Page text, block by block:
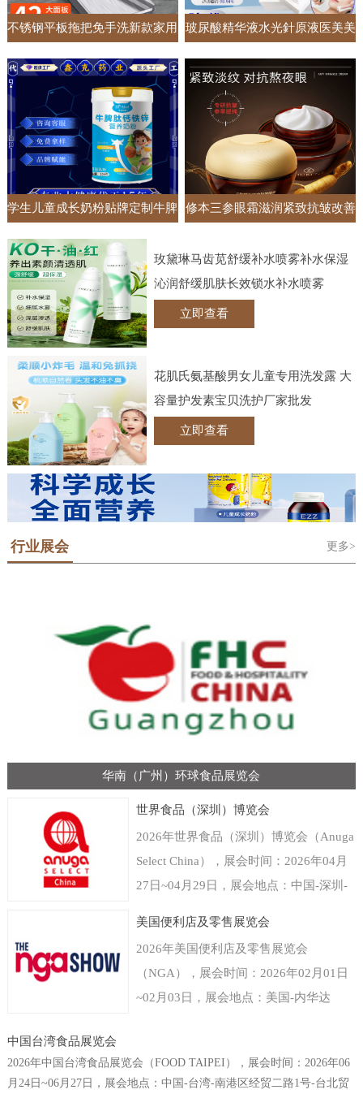
不锈钢平板拖把免手洗新款家用
一拖净懒人加大加宽吸水拖地神
器
玻尿酸精华液水光針原液医美美
容院专供面部护肤套盒居家收缩
毛孔
学生儿童成长奶粉贴牌定制牛脾
肽钙铁锌调制乳粉高钙牛奶粉
修本三参眼霜滋润紧致抗皱改善
发
玫黛琳马齿苋舒缓补水喷雾补水保湿
沁润舒缓肌肤长效锁水补水喷雾
立即查看
花肌氏氨基酸男女儿童专用洗发露 大
容量护发素宝贝洗护厂家批发
立即查看
行业展会 更多>
华南（广州）环球食品展览会
世界食品（深圳）博览会
2026年世界食品（深圳）博览会（Anuga
Select China），展会时间：2026年04月
27日~04月29日，展会地点：中国-深圳-
举办周期：一年一届，展会面积：40000
平米，参展观众：35000人，参展商数量
及参展品牌达到800家。世界食品（深
湾区乃至中国华南以及东南亚国家和地区
的食品和饮料行业的国际型贸易展览会。
美国便利店及零售展览会
2026年美国便利店及零售展览会
（NGA），展会时间：2026年02月01日
~02月03日，展会地点：美国-内华达
办方：Clarion Events, Inc，举办周期：一
中国台湾食品展览会
2026年中国台湾食品展览会（FOOD TAIPEI），展会时间：2026年06
月24日~06月27日，展会地点：中国-台湾-南港区经贸二路1号-台北贸